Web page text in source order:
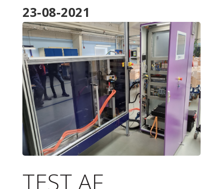
23-08-2021
20210531_110709.JPG
TEST AF